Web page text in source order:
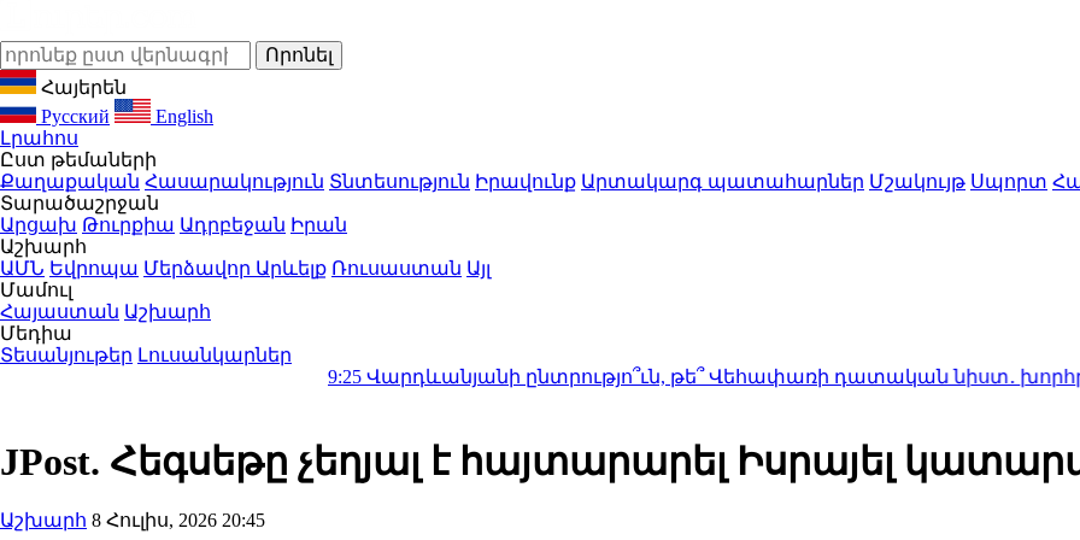
Հայերեն
Русский
English
Լրահոս
Ըստ թեմաների
Քաղաքական Հասարակություն Տնտեսություն Իրավունք Արտակարգ պատահարներ Մշակույթ Սպորտ
Տարածաշրջան
Արցախ Թուրքիա Ադրբեջան Իրան
Աշխարհ
ԱՄՆ Եվրոպա Մերձավոր Արևելք Ռուսաստան Այլ
Մամուլ
Հայաստան Աշխարհ
Մեդիա
Տեսանյութեր Լուսանկարներ
Վարդևանյանի ընտրությո՞ւն, թե՞ Վեհափառի դատական նիստ․
JPost. Հեգսեթը չեղյալ է հայտարարել Իսրայել
Աշխարհ 8 Հուլիս, 2026 20:45